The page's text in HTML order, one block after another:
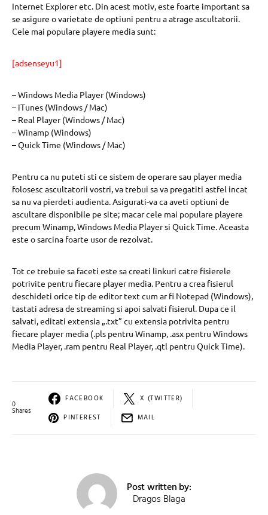
Internet Explorer etc. Din acest motiv, este foarte important sa
se asigure o varietate de optiuni pentru a atrage ascultatorii.
Cele mai populare playere media sunt:
[adsenseyu1]
– Windows Media Player (Windows)
– iTunes (Windows / Mac)
– Real Player (Windows / Mac)
– Winamp (Windows)
– Quick Time (Windows / Mac)
Pentru ca nu puteti sti ce sistem de operare sau player media
folosesc ascultatorii vostri, va trebui sa va pregatiti astfel incat
sa nu va pierdeti audienta. Asigurati-va ca aveti optiuni de
ascultare disponibile pe site; macar cele mai populare playere
precum Winamp, Windows Media Player si Quick Time. Aceasta
este o sarcina foarte usor de rezolvat.
Tot ce trebuie sa faceti este sa creati linkuri catre fisierele
potrivite pentru fiecare player media. Pentru a crea fisierul
deschideti orice tip de editor text cum ar fi Notepad (Windows),
tastati adresa de streaming si apoi salvati fisierul. Dupa ce il
salvati, editati extensia „.txt” cu extensia potrivita pentru
fiecare player media (.pls pentru Winamp, .asx pentru Windows
Media Player, .ram pentru Real Player, .qtl pentru Quick Time).
0
Shares
FACEBOOK
X (TWITTER)
PINTEREST
MAIL
Post written by:
Dragos Blaga